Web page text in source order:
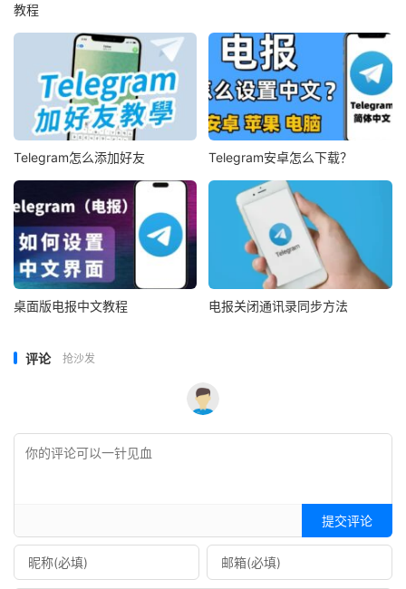
教程
Telegram怎么添加好友 Telegram安卓怎么下载？
桌面版电报中文教程 电报关闭通讯录同步方法
评论 抢沙发
提交评论